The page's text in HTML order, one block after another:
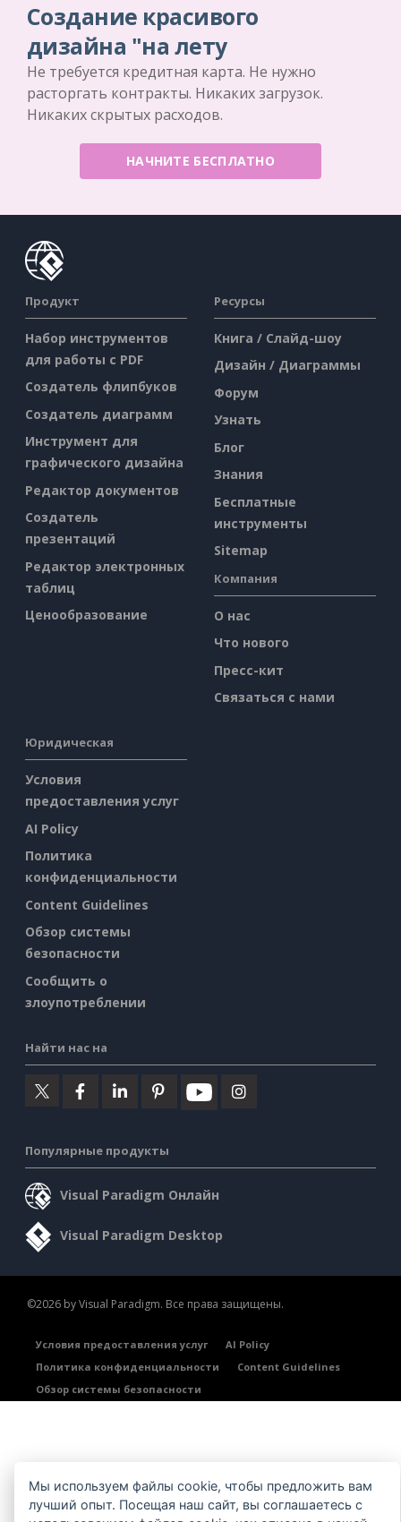
Создание красивого
дизайна "на лету
Не требуется кредитная карта. Не нужно
расторгать контракты. Никаких загрузок.
Никаких скрытых расходов.
НАЧНИТЕ БЕСПЛАТНО
Продукт
Набор инструментов
для работы с PDF
Создатель флипбуков
Создатель диаграмм
Инструмент для
графического дизайна
Редактор документов
Создатель
презентаций
Редактор электронных
таблиц
Ценообразование
Ресурсы
Книга / Слайд-шоу
Дизайн / Диаграммы
Форум
Узнать
Блог
Знания
Бесплатные
инструменты
Sitemap
Компания
О нас
Что нового
Пресс-кит
Связаться с нами
Юридическая
Условия
предоставления услуг
AI Policy
Политика
конфиденциальности
Content Guidelines
Обзор системы
безопасности
Сообщить о
злоупотреблении
Найти нас на
Популярные продукты
Visual Paradigm Онлайн
Visual Paradigm Desktop
©2026 by Visual Paradigm. Все права защищены.
Условия предоставления услуг
AI Policy
Политика конфиденциальности
Content Guidelines
Обзор системы безопасности
Мы используем файлы cookie, чтобы предложить вам
лучший опыт. Посещая наш сайт, вы соглашаетесь с